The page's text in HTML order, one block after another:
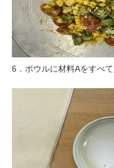
6．ボウルに材料Aをすべ